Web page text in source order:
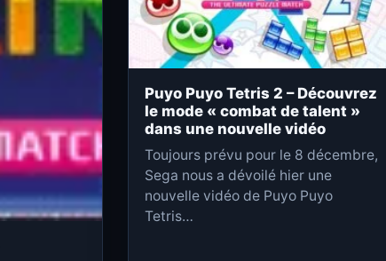
Puyo Puyo Tetris 2 – Découvrez
le mode « combat de talent »
dans une nouvelle vidéo
Toujours prévu pour le 8 décembre,
Sega nous a dévoilé hier une
nouvelle vidéo de Puyo Puyo
Tetris…